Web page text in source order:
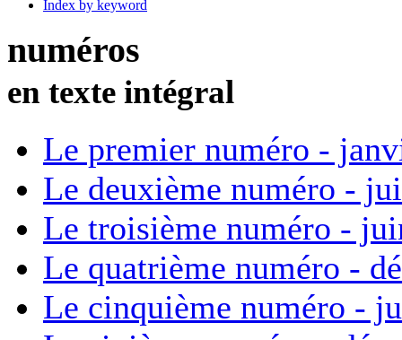
Index by keyword
numéros
en texte intégral
Le premier numéro -
Le deuxième numéro -
Le troisième numéro -
Le quatrième numéro -
Le cinquième numéro -